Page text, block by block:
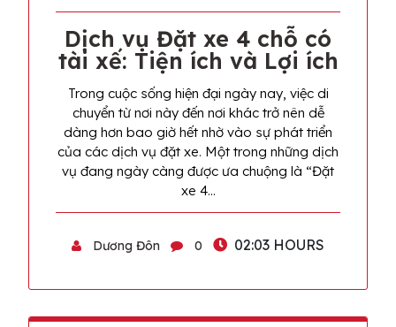
Dịch vụ Đặt xe 4 chỗ có
tài xế: Tiện ích và Lợi ích
Trong cuộc sống hiện đại ngày nay, việc di
chuyển từ nơi này đến nơi khác trở nên dễ
dàng hơn bao giờ hết nhờ vào sự phát triển
của các dịch vụ đặt xe. Một trong những dịch
vụ đang ngày càng được ưa chuộng là “Đặt
xe 4…
Dương Đôn 0 02:03 HOURS